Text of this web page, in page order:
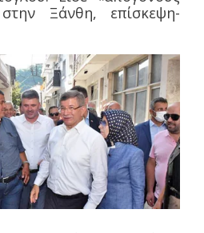
Ξάνθη, επίσκεψη-